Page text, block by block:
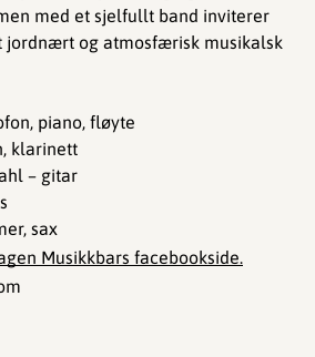
med et sjelfullt band inviterer
jordnært og atmosfærisk musikalsk
piano, fløyte
klarinett
– gitar
sax
Musikkbars facebookside.